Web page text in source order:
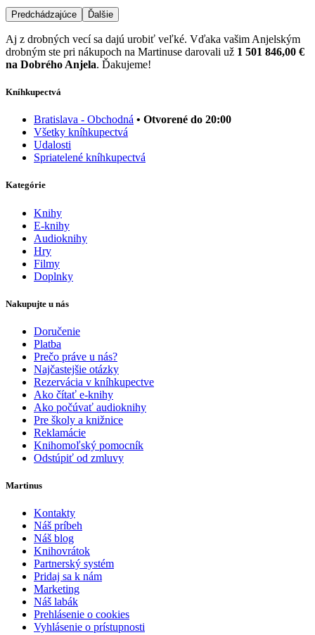
Predchádzajúce Ďalšie
Aj z drobných vecí sa dajú urobiť veľké. Vďaka vašim Anjelským
drobným ste pri nákupoch na Martinuse darovali už 1 501 846,00 €
na Dobrého Anjela. Ďakujeme!
Kníhkupectvá
Bratislava - Obchodná • Otvorené do 20:00
Všetky kníhkupectvá
Udalosti
Spriatelené kníhkupectvá
Kategórie
Knihy
E-knihy
Audioknihy
Hry
Filmy
Doplnky
Nakupujte u nás
Doručenie
Platba
Prečo práve u nás?
Najčastejšie otázky
Rezervácia v kníhkupectve
Ako čítať e-knihy
Ako počúvať audioknihy
Pre školy a knižnice
Reklamácie
Knihomoľský pomocník
Odstúpiť od zmluvy
Martinus
Kontakty
Náš príbeh
Náš blog
Knihovrátok
Partnerský systém
Pridaj sa k nám
Marketing
Náš labák
Prehlásenie o cookies
Vyhlásenie o prístupnosti